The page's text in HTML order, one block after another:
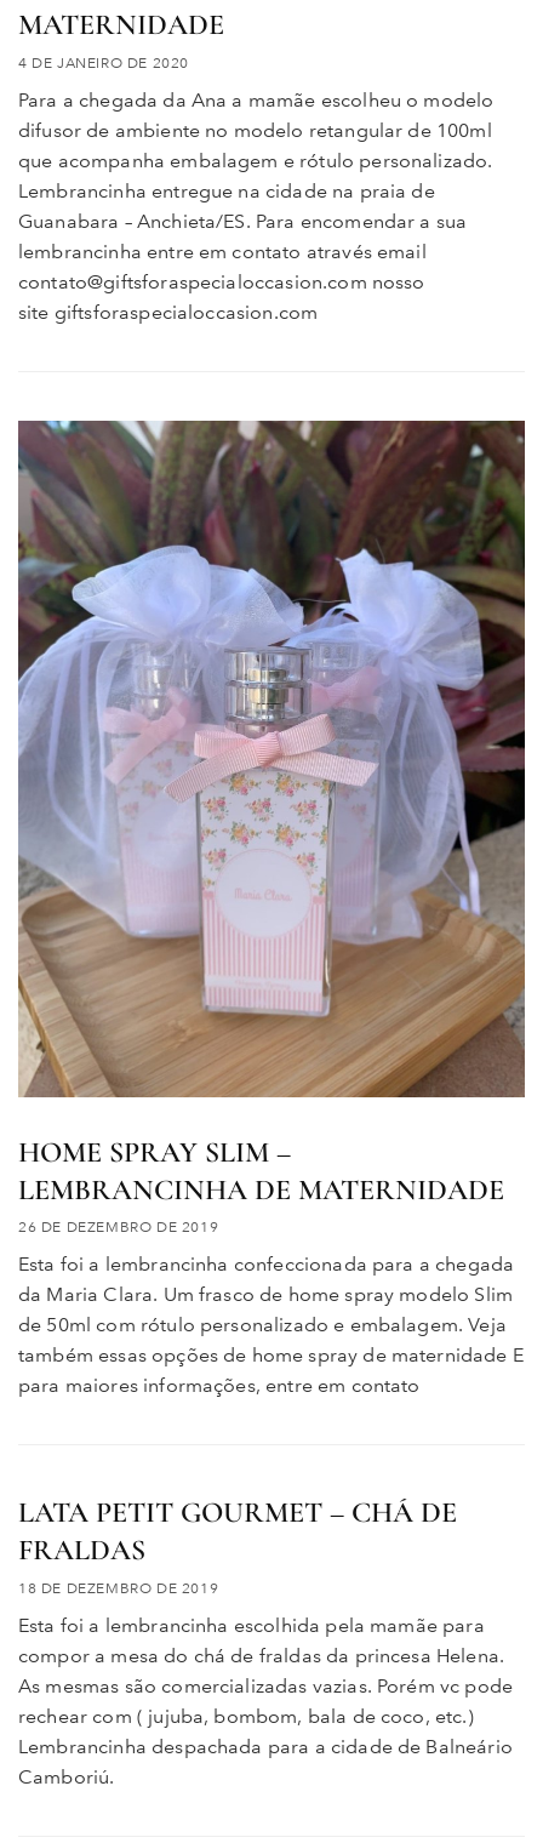
MATERNIDADE
4 DE JANEIRO DE 2020
Para a chegada da Ana a mamãe escolheu o modelo
difusor de ambiente no modelo retangular de 100ml
que acompanha embalagem e rótulo personalizado.
Lembrancinha entregue na cidade na praia de
Guanabara – Anchieta/ES. Para encomendar a sua
lembrancinha entre em contato através email
contato@giftsforaspecialoccasion.com nosso
site giftsforaspecialoccasion.com
HOME SPRAY SLIM –
LEMBRANCINHA DE MATERNIDADE
26 DE DEZEMBRO DE 2019
Esta foi a lembrancinha confeccionada para a chegada
da Maria Clara. Um frasco de home spray modelo Slim
de 50ml com rótulo personalizado e embalagem. Veja
também essas opções de home spray de maternidade E
para maiores informações, entre em contato
LATA PETIT GOURMET – CHÁ DE
FRALDAS
18 DE DEZEMBRO DE 2019
Esta foi a lembrancinha escolhida pela mamãe para
compor a mesa do chá de fraldas da princesa Helena.
As mesmas são comercializadas vazias. Porém vc pode
rechear com ( jujuba, bombom, bala de coco, etc.)
Lembrancinha despachada para a cidade de Balneário
Camboriú.